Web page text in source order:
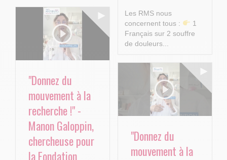
Les RMS nous
concernent tous :
1
Français sur 2 souffre
de douleurs...
"Donnez du
mouvement à la
recherche !" -
Manon Galoppin,
chercheuse pour
la Fondation
"Donnez du
mouvement à la